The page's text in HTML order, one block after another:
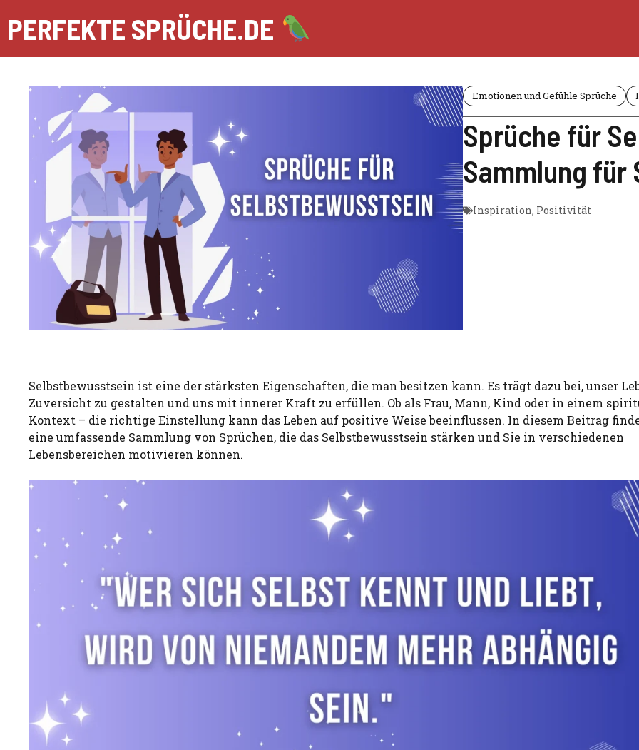
Inhalt
springen
PERFEKTE SPRÜCHE.DE
Emotionen und Gefühle Sprüche
Sprüche für
Sammlung für
Inspiration, Positivität
Selbstbewusstsein ist eine der stärksten Eigenschaften, die man besitzen kann. Es trägt dazu bei, unser
Zuversicht zu gestalten und uns mit innerer Kraft zu erfüllen. Ob als Frau, Mann, Kind oder in einem
Kontext – die richtige Einstellung kann das Leben auf positive Weise beeinflussen. In diesem Beitrag
eine umfassende Sammlung von Sprüchen, die das Selbstbewusstsein stärken und Sie in verschiedenen
Lebensbereichen motivieren können.